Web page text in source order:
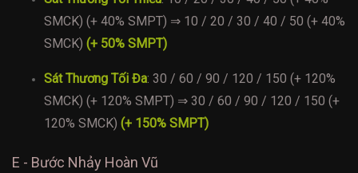
SMCK) (+ 40% SMPT) ⇒ 10 / 20 / 30 / 40 / 50 (+ 40%
SMCK) (+ 50% SMPT)
Sát Thương Tối Đa: 30 / 60 / 90 / 120 / 150 (+ 120%
SMCK) (+ 120% SMPT) ⇒ 30 / 60 / 90 / 120 / 150 (+
120% SMCK) (+ 150% SMPT)
E - Bước Nhảy Hoàn Vũ